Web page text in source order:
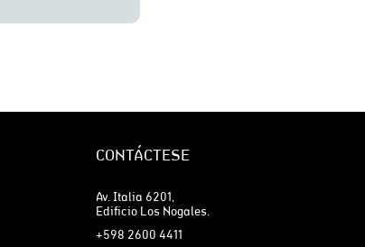
CONTÁCTESE
Av. Italia 6201,
Edificio Los Nogales.
+598 2600 4411